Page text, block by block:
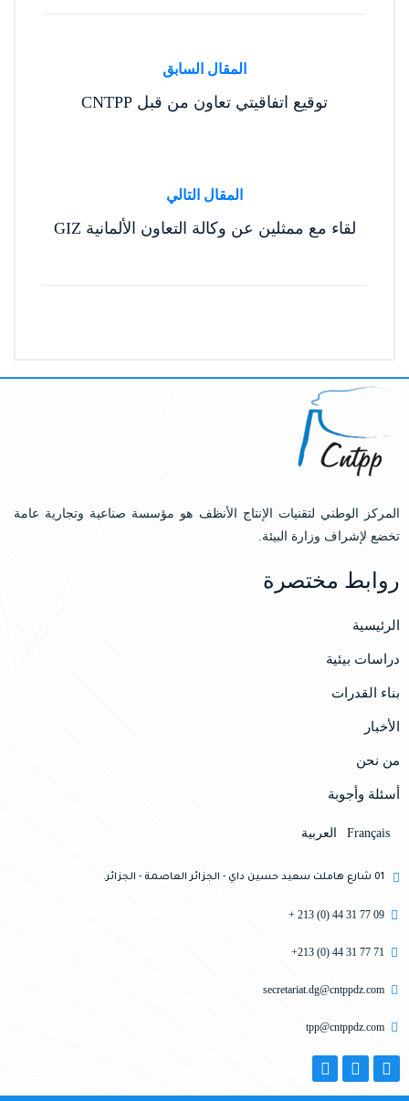
المقال السابق
توقيع اتفاقيتي تعاون من قبل CNTPP
المقال التالي
لقاء مع ممثلين عن وكالة التعاون الألمانية GIZ
المركز الوطني لتقنيات الإنتاج الأنظف هو مؤسسة صناعية وتجارية عامة
تخضع لإشراف وزارة البيئة.
روابط مختصرة
الرئيسية
دراسات بيئية
بناء القدرات
الأخبار
من نحن
أسئلة وأجوبة
Français العربية
01 شارع هاملت سعيد حسين داي - الجزائر العاصمة - الجزائر.
09 77 31 44 (0) 213 +
71 77 31 44 (0) 213+
secretariat.dg@cntppdz.com
tpp@cntppdz.com